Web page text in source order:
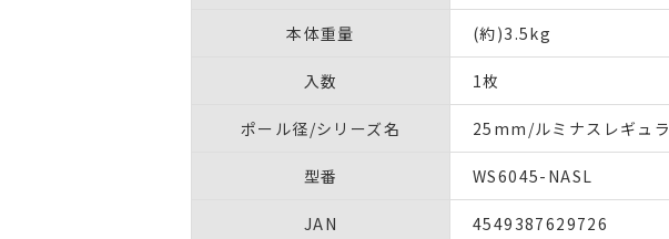
本体重量 (約)3.5kg
入数 1枚
ポール径/シリーズ名 25mm/ルミナスレギュ
型番 WS6045-NASL
JAN 4549387629726